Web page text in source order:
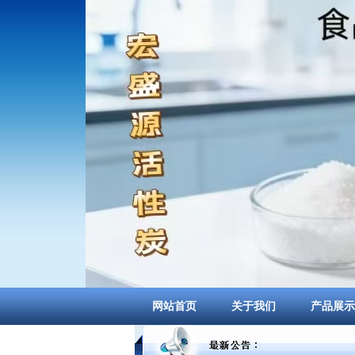
网站首页 关于我们 产品展示